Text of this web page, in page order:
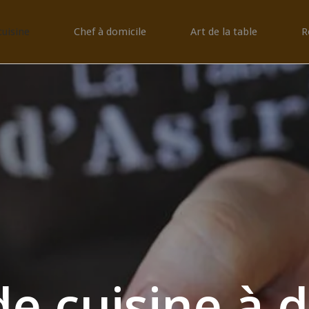
Chef à domicile Art de la table